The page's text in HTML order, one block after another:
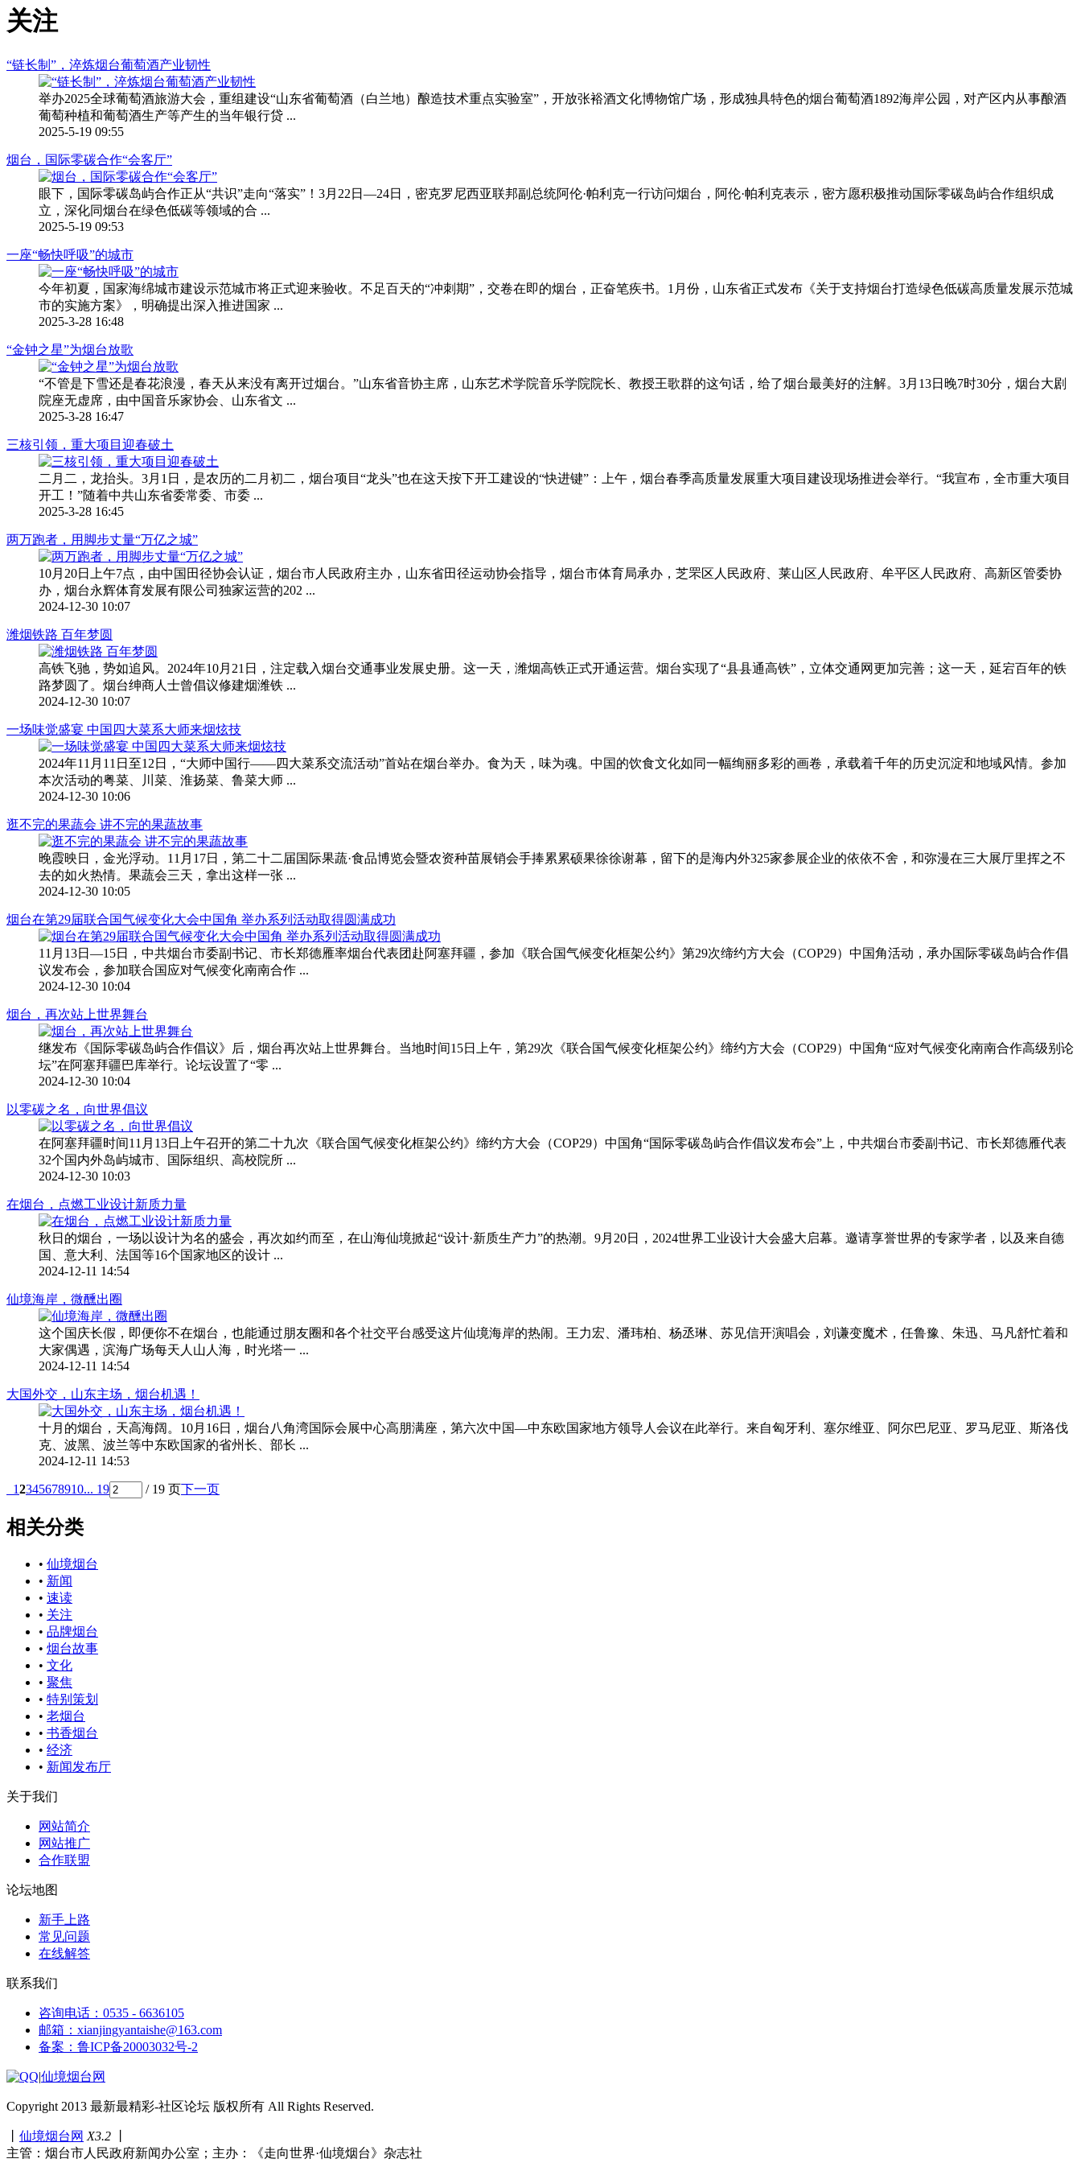
关注
“链长制”，淬炼烟台葡萄酒产业韧性
举办2025全球葡萄酒旅游大会，重组建设“山东省葡萄酒（白兰地）酿造技术重点实验室”，开放张裕酒文化博物馆广场，形成独具特色的烟台葡萄酒1892海岸公园，对产区内从事酿酒
葡萄种植和葡萄酒生产等产生的当年银行贷 ...
2025-5-19 09:55
烟台，国际零碳合作“会客厅”
眼下，国际零碳岛屿合作正从“共识”走向“落实”！3月22日—24日，密克罗尼西亚联邦副总统阿伦·帕利克一行访问烟台，阿伦·帕利克表示，密方愿积极推动国际零碳岛屿合作组织成
立，深化同烟台在绿色低碳等领域的合 ...
2025-5-19 09:53
一座“畅快呼吸”的城市
今年初夏，国家海绵城市建设示范城市将正式迎来验收。不足百天的“冲刺期”，交卷在即的烟台，正奋笔疾书。1月份，山东省正式发布《关于支持烟台打造绿色低碳高质量发展示范城
市的实施方案》，明确提出深入推进国家 ...
2025-3-28 16:48
“金钟之星”为烟台放歌
“不管是下雪还是春花浪漫，春天从来没有离开过烟台。”山东省音协主席，山东艺术学院音乐学院院长、教授王歌群的这句话，给了烟台最美好的注解。3月13日晚7时30分，烟台大剧
院座无虚席，由中国音乐家协会、山东省文 ...
2025-3-28 16:47
三核引领，重大项目迎春破土
二月二，龙抬头。3月1日，是农历的二月初二，烟台项目“龙头”也在这天按下开工建设的“快进键”：上午，烟台春季高质量发展重大项目建设现场推进会举行。“我宣布，全市重大项目
开工！”随着中共山东省委常委、市委 ...
2025-3-28 16:45
两万跑者，用脚步丈量“万亿之城”
10月20日上午7点，由中国田径协会认证，烟台市人民政府主办，山东省田径运动协会指导，烟台市体育局承办，芝罘区人民政府、莱山区人民政府、牟平区人民政府、高新区管委协
办，烟台永辉体育发展有限公司独家运营的202 ...
2024-12-30 10:07
潍烟铁路 百年梦圆
高铁飞驰，势如追风。2024年10月21日，注定载入烟台交通事业发展史册。这一天，潍烟高铁正式开通运营。烟台实现了“县县通高铁”，立体交通网更加完善；这一天，延宕百年的铁
路梦圆了。烟台绅商人士曾倡议修建烟潍铁 ...
2024-12-30 10:07
一场味觉盛宴 中国四大菜系大师来烟炫技
2024年11月11日至12日，“大师中国行——四大菜系交流活动”首站在烟台举办。食为天，味为魂。中国的饮食文化如同一幅绚丽多彩的画卷，承载着千年的历史沉淀和地域风情。参加
本次活动的粤菜、川菜、淮扬菜、鲁菜大师 ...
2024-12-30 10:06
逛不完的果蔬会 讲不完的果蔬故事
晚霞映日，金光浮动。11月17日，第二十二届国际果蔬·食品博览会暨农资种苗展销会手捧累累硕果徐徐谢幕，留下的是海内外325家参展企业的依依不舍，和弥漫在三大展厅里挥之不
去的如火热情。果蔬会三天，拿出这样一张 ...
2024-12-30 10:05
烟台在第29届联合国气候变化大会中国角 举办系列活动取得圆满成功
11月13日—15日，中共烟台市委副书记、市长郑德雁率烟台代表团赴阿塞拜疆，参加《联合国气候变化框架公约》第29次缔约方大会（COP29）中国角活动，承办国际零碳岛屿合作倡
议发布会，参加联合国应对气候变化南南合作 ...
2024-12-30 10:04
烟台，再次站上世界舞台
继发布《国际零碳岛屿合作倡议》后，烟台再次站上世界舞台。当地时间15日上午，第29次《联合国气候变化框架公约》缔约方大会（COP29）中国角“应对气候变化南南合作高级别论
坛”在阿塞拜疆巴库举行。论坛设置了“零 ...
2024-12-30 10:04
以零碳之名，向世界倡议
在阿塞拜疆时间11月13日上午召开的第二十九次《联合国气候变化框架公约》缔约方大会（COP29）中国角“国际零碳岛屿合作倡议发布会”上，中共烟台市委副书记、市长郑德雁代表
32个国内外岛屿城市、国际组织、高校院所 ...
2024-12-30 10:03
在烟台，点燃工业设计新质力量
秋日的烟台，一场以设计为名的盛会，再次如约而至，在山海仙境掀起“设计·新质生产力”的热潮。9月20日，2024世界工业设计大会盛大启幕。邀请享誉世界的专家学者，以及来自德
国、意大利、法国等16个国家地区的设计 ...
2024-12-11 14:54
仙境海岸，微醺出圈
这个国庆长假，即便你不在烟台，也能通过朋友圈和各个社交平台感受这片仙境海岸的热闹。王力宏、潘玮柏、杨丞琳、苏见信开演唱会，刘谦变魔术，任鲁豫、朱迅、马凡舒忙着和
大家偶遇，滨海广场每天人山人海，时光塔一 ...
2024-12-11 14:54
大国外交，山东主场，烟台机遇！
十月的烟台，天高海阔。10月16日，烟台八角湾国际会展中心高朋满座，第六次中国—中东欧国家地方领导人会议在此举行。来自匈牙利、塞尔维亚、阿尔巴尼亚、罗马尼亚、斯洛伐
克、波黑、波兰等中东欧国家的省州长、部长 ...
2024-12-11 14:53
12345678910... 19 / 19 页下一页
相关分类
• 仙境烟台
• 新闻
• 速读
• 关注
• 品牌烟台
• 烟台故事
• 文化
• 聚焦
• 特别策划
• 老烟台
• 书香烟台
• 经济
• 新闻发布厅
关于我们
网站简介
网站推广
合作联盟
论坛地图
新手上路
常见问题
在线解答
联系我们
咨询电话：0535 - 6636105
邮箱：xianjingyantaishe@163.com
备案：鲁ICP备20003032号-2
|仙境烟台网
Copyright 2013 最新最精彩-社区论坛 版权所有 All Rights Reserved.
仙境烟台网 X3.2
主管：烟台市人民政府新闻办公室；主办：《走向世界·仙境烟台》杂志社